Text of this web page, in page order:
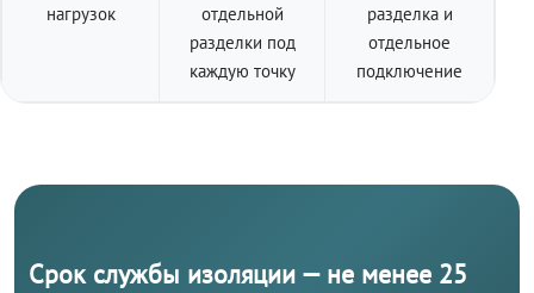
нагрузок
отдельной
разделки под
каждую точку
разделка и
отдельное
подключение
Срок службы изоляции — не менее 25